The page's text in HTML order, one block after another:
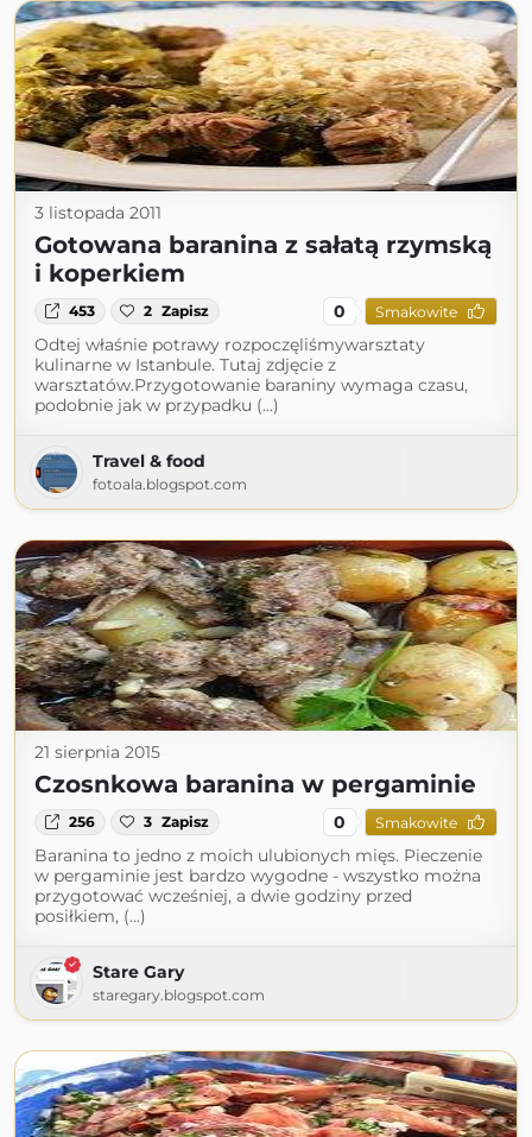
3 listopada 2011
Gotowana baranina z sałatą rzymską
i koperkiem
453 2 Zapisz 0 Smakowite
Odtej właśnie potrawy rozpoczęliśmywarsztaty
kulinarne w Istanbule. Tutaj zdjęcie z
warsztatów.Przygotowanie baraniny wymaga czasu,
podobnie jak w przypadku (...)
Travel & food
fotoala.blogspot.com
21 sierpnia 2015
Czosnkowa baranina w pergaminie
256 3 Zapisz 0 Smakowite
Baranina to jedno z moich ulubionych mięs. Pieczenie
w pergaminie jest bardzo wygodne - wszystko można
przygotować wcześniej, a dwie godziny przed
posiłkiem, (...)
Stare Gary
staregary.blogspot.com